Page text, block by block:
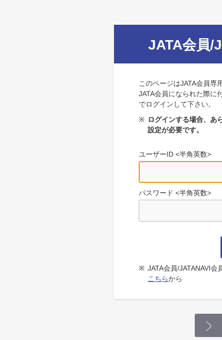
JATA会員/
このページはJATA会員専
JATA会員になられた際に
でログインして下さい。
※ ログインする場合、あ
設定が必要です。
ユーザーID <半角英数>
パスワード <半角英数>
※ JATA会員/JATANAVI
こちらから